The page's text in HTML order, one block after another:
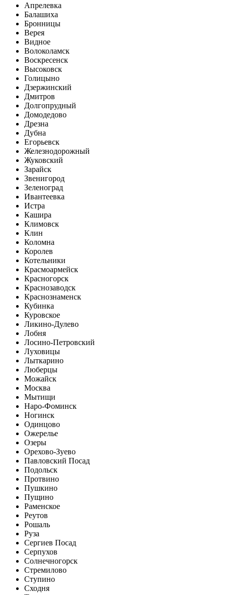
Апрелевка
Балашиха
Бронницы
Верея
Видное
Волоколамск
Воскресенск
Высоковск
Голицыно
Дзержинский
Дмитров
Долгопрудный
Домодедово
Дрезна
Дубна
Егорьевск
Железнодорожный
Жуковский
Зарайск
Звенигород
Зеленоград
Ивантеевка
Истра
Кашира
Климовск
Клин
Коломна
Королев
Котельники
Красмоармейск
Красногорск
Краснозаводск
Краснознаменск
Кубинка
Куровское
Ликино-Дулево
Лобня
Лосино-Петровский
Луховицы
Лыткарино
Люберцы
Можайск
Москва
Мытищи
Наро-Фоминск
Ногинск
Одинцово
Ожерелье
Озеры
Орехово-Зуево
Павловский Посад
Подольск
Протвино
Пушкино
Пущино
Раменское
Реутов
Рошаль
Руза
Сергиев Посад
Серпухов
Солнечногорск
Стремилово
Ступино
Сходня